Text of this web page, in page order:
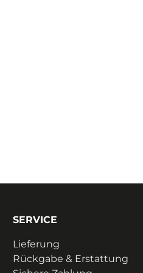
SERVICE
Lieferung
Rückgabe & Erstattung